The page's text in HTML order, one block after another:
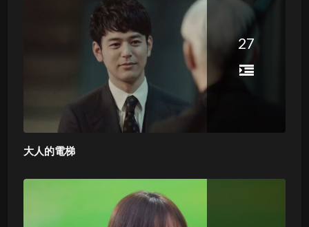
27
大人的電梯